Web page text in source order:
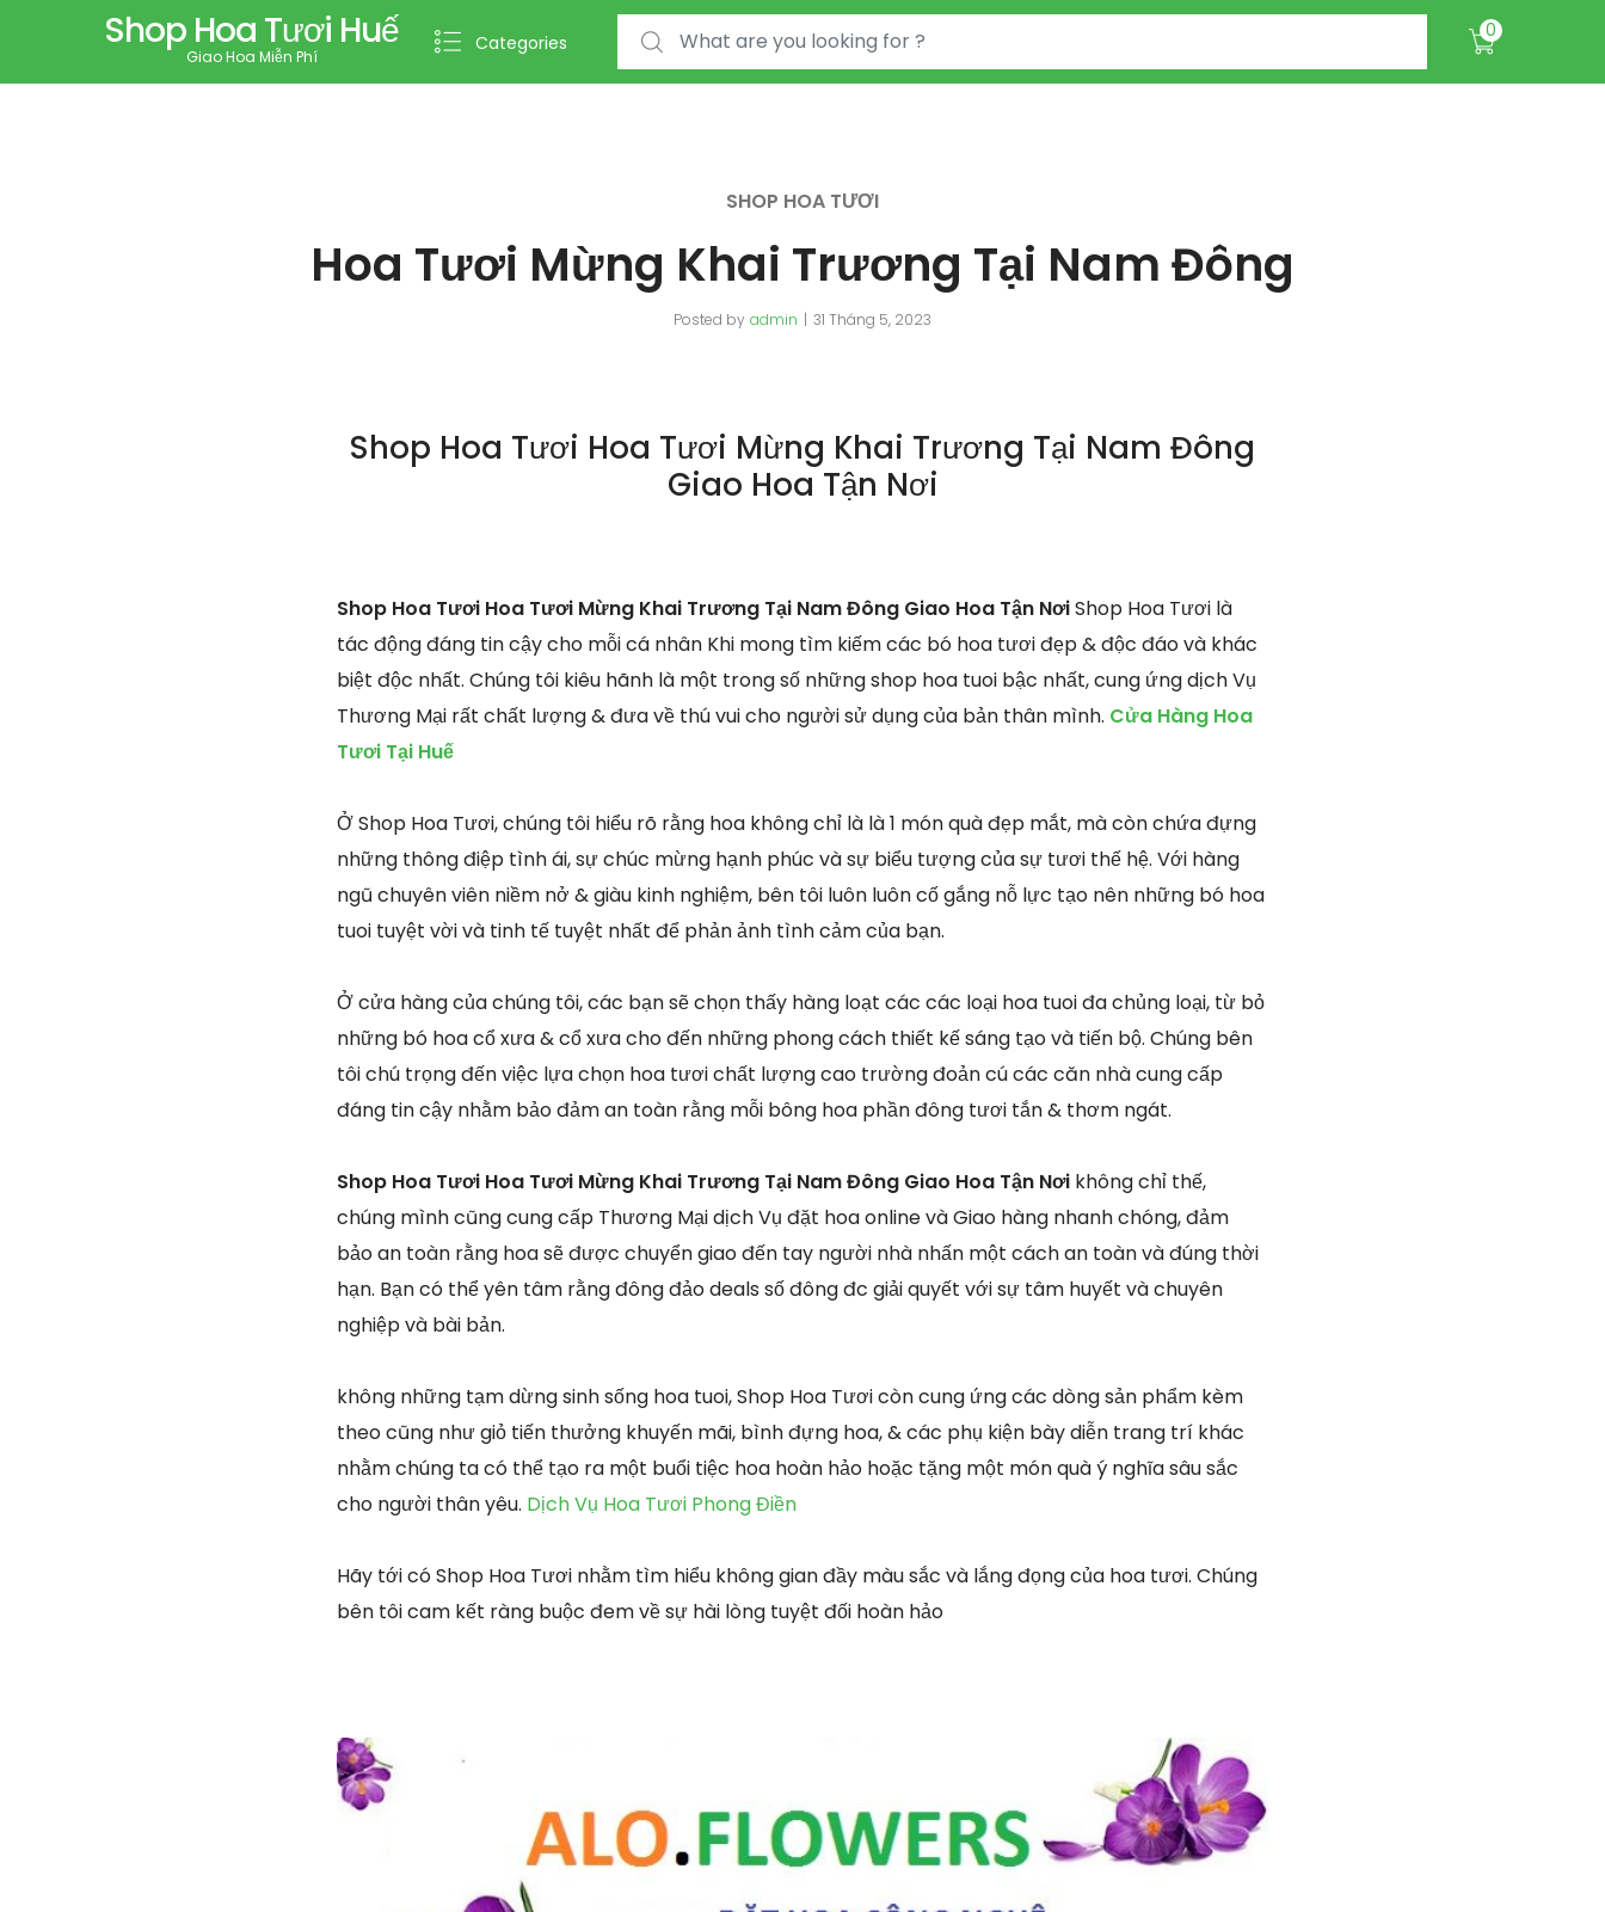
Shop Hoa Tươi Huế
Giao Hoa Miễn Phí
Categories
Search for: 0
SHOP HOA TƯƠI
Hoa Tươi Mừng Khai Trương Tại Nam Đông
Posted by admin 31 Tháng 5, 2023
Shop Hoa Tươi Hoa Tươi Mừng Khai Trương Tại Nam Đông
Giao Hoa Tận Nơi
Shop Hoa Tươi Hoa Tươi Mừng Khai Trương Tại Nam Đông Giao Hoa Tận NơiShop Hoa Tươi là
tác động đáng tin cậy cho mỗi cá nhân Khi mong tìm kiếm các bó hoa tươi đẹp & độc đáo và khác
biệt độc nhất. Chúng tôi kiêu hãnh là một trong số những shop hoa tuoi bậc nhất, cung ứng dịch Vụ
Thương Mại rất chất lượng & đưa về thú vui cho người sử dụng của bản thân mình. Cửa Hàng Hoa
Tươi Tại Huế
Ở Shop Hoa Tươi, chúng tôi hiểu rõ rằng hoa không chỉ là là 1 món quà đẹp mắt, mà còn chứa đựng
những thông điệp tình ái, sự chúc mừng hạnh phúc và sự biểu tượng của sự tươi thế hệ. Với hàng
ngũ chuyên viên niềm nở & giàu kinh nghiệm, bên tôi luôn luôn cố gắng nỗ lực tạo nên những bó hoa
tuoi tuyệt vời và tinh tế tuyệt nhất để phản ảnh tình cảm của bạn.
Ở cửa hàng của chúng tôi, các bạn sẽ chọn thấy hàng loạt các các loại hoa tuoi đa chủng loại, từ bỏ
những bó hoa cổ xưa & cổ xưa cho đến những phong cách thiết kế sáng tạo và tiến bộ. Chúng bên
tôi chú trọng đến việc lựa chọn hoa tươi chất lượng cao trường đoản cú các căn nhà cung cấp
đáng tin cậy nhằm bảo đảm an toàn rằng mỗi bông hoa phần đông tươi tắn & thơm ngát.
Shop Hoa Tươi Hoa Tươi Mừng Khai Trương Tại Nam Đông Giao Hoa Tận Nơi không chỉ thế,
chúng mình cũng cung cấp Thương Mại dịch Vụ đặt hoa online và Giao hàng nhanh chóng, đảm
bảo an toàn rằng hoa sẽ được chuyển giao đến tay người nhà nhấn một cách an toàn và đúng thời
hạn. Bạn có thể yên tâm rằng đông đảo deals số đông đc giải quyết với sự tâm huyết và chuyên
nghiệp và bài bản.
không những tạm dừng sinh sống hoa tuoi, Shop Hoa Tươi còn cung ứng các dòng sản phẩm kèm
theo cũng như giỏ tiến thưởng khuyến mãi, bình đựng hoa, & các phụ kiện bày diễn trang trí khác
nhằm chúng ta có thể tạo ra một buổi tiệc hoa hoàn hảo hoặc tặng một món quà ý nghĩa sâu sắc
cho người thân yêu. Dịch Vụ Hoa Tươi Phong Điền
Hãy tới có Shop Hoa Tươi nhằm tìm hiểu không gian đầy màu sắc và lắng đọng của hoa tươi. Chúng
bên tôi cam kết ràng buộc đem về sự hài lòng tuyệt đối hoàn hảo